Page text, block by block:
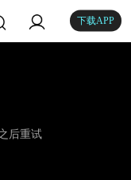
下载APP
后重试